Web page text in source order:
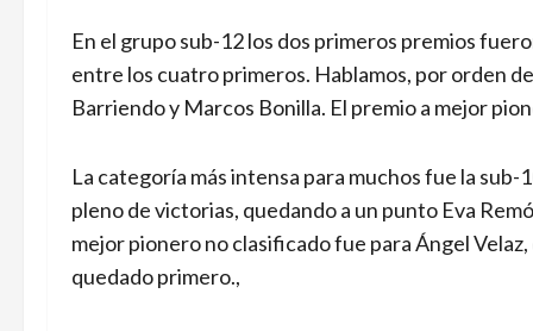
En el grupo sub-12 los dos primeros premios
entre los cuatro primeros. Hablamos, por orden
Barriendo y Marcos Bonilla. El premio a mejor
La categoría más intensa para muchos fue la
pleno de victorias, quedando a un punto Eva
mejor pionero no clasificado fue para Ángel
quedado primero.,